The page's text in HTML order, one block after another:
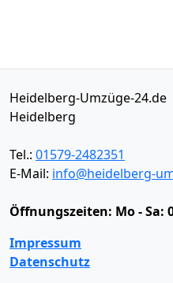
Heidelberg-Umzüge-24.de
Heidelberg
Tel.: 01579-2482351
E-Mail: info@heidelberg-
Öffnungszeiten: Mo - Sa:
Impressum
Datenschutz